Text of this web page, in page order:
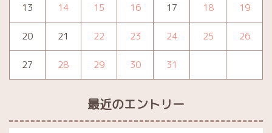
13 14 15 16 17 18 19
20 21 22 23 24 25 26
27 28 29 30 31
最近のエントリー